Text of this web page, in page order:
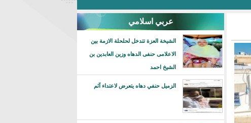
عربي اسلامي
الشيخة العزة تتدخل لحلحلة الازمة بين
الاعلامى حنفى الدهاه وزين العابدين بن
الشيخ احمد
الزميل حنفي دهاه يتعرض لاعتداء آثم